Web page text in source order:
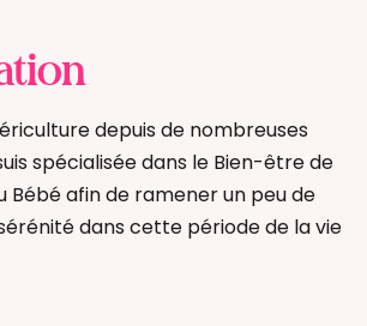
depuis de nombreuses
spécialisée dans le Bien-être de
Bébé afin de ramener un peu de
dans cette période de la vie